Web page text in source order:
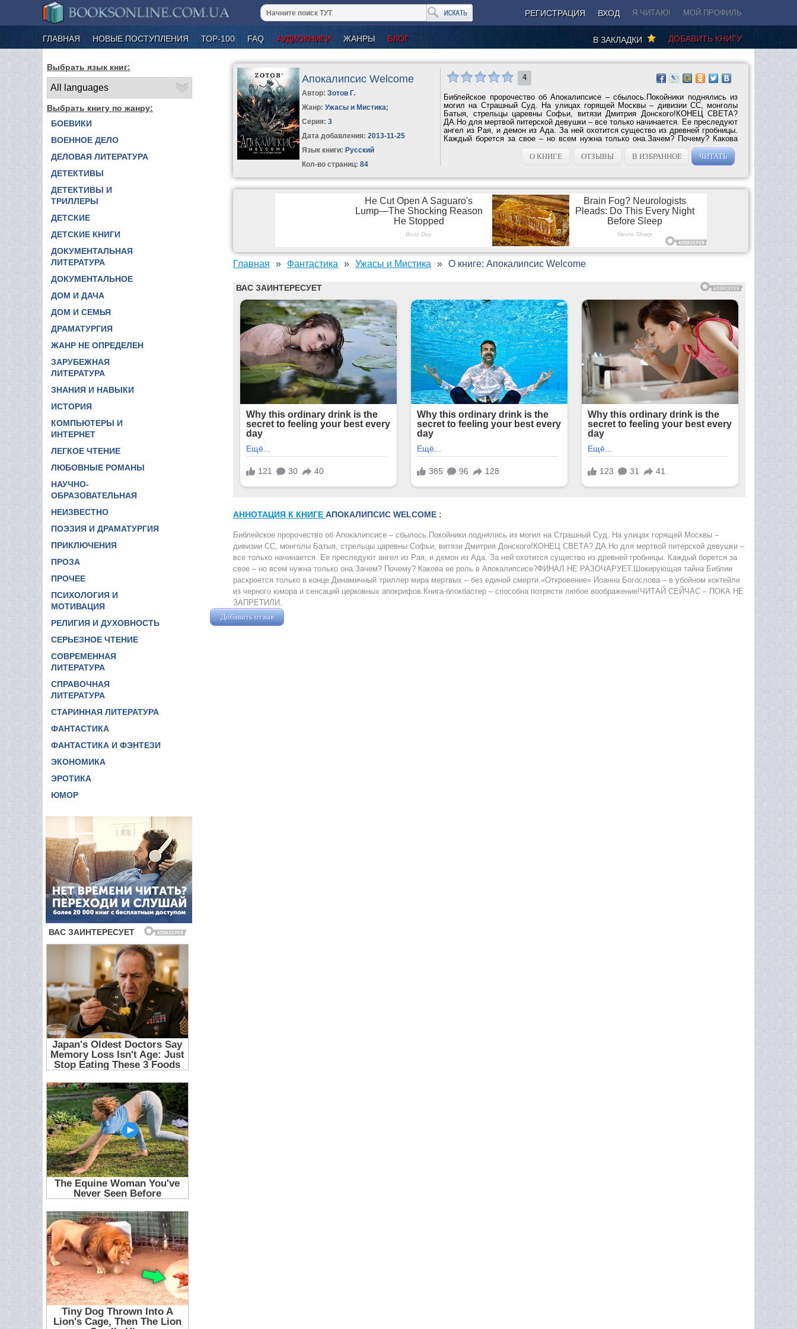
РЕГИСТРАЦИЯ ВХОД Я ЧИТАЮ! МОЙ ПРОФИЛЬ
ГЛАВНАЯ НОВЫЕ ПОСТУПЛЕНИЯ ТОР-100 FAQ АУДИОКНИГИ ЖАНРЫ БЛОГ ДОБАВИТЬ КНИГУ
В ЗАКЛАДКИ
Выбрать язык книг:
Выбрать книгу по жанру:
БОЕВИКИ
ВОЕННОЕ ДЕЛО
ДЕЛОВАЯ ЛИТЕРАТУРА
ДЕТЕКТИВЫ
ДЕТЕКТИВЫ И
ТРИЛЛЕРЫ
ДЕТСКИЕ
ДЕТСКИЕ КНИГИ
ДОКУМЕНТАЛЬНАЯ
ЛИТЕРАТУРА
ДОКУМЕНТАЛЬНОЕ
ДОМ И ДАЧА
ДОМ И СЕМЬЯ
ДРАМАТУРГИЯ
ЖАНР НЕ ОПРЕДЕЛЕН
ЗАРУБЕЖНАЯ
ЛИТЕРАТУРА
ЗНАНИЯ И НАВЫКИ
ИСТОРИЯ
КОМПЬЮТЕРЫ И
ИНТЕРНЕТ
ЛЕГКОЕ ЧТЕНИЕ
ЛЮБОВНЫЕ РОМАНЫ
НАУЧНО-
ОБРАЗОВАТЕЛЬНАЯ
НЕИЗВЕСТНО
ПОЭЗИЯ И ДРАМАТУРГИЯ
ПРИКЛЮЧЕНИЯ
ПРОЗА
ПРОЧЕЕ
ПСИХОЛОГИЯ И
МОТИВАЦИЯ
РЕЛИГИЯ И ДУХОВНОСТЬ
СЕРЬЕЗНОЕ ЧТЕНИЕ
СОВРЕМЕННАЯ
ЛИТЕРАТУРА
СПРАВОЧНАЯ
ЛИТЕРАТУРА
СТАРИННАЯ ЛИТЕРАТУРА
ФАНТАСТИКА
ФАНТАСТИКА И ФЭНТЕЗИ
ЭКОНОМИКА
ЭРОТИКА
ЮМОР
Апокалипсис Welcome
Автор:Зотов Г.
Жанр: Ужасы и Мистика;
Серия:3
Дата добавления: 2013-11-25
Язык книги: Русский
Кол-во страниц: 84
4
Библейское пророчество об Апокалипсисе – сбылось.Покойники поднялись из
могил на Страшный Суд. На улицах горящей Москвы – дивизии СС, монголы
Батыя, стрельцы царевны Софьи, витязи Дмитрия Донского!КОНЕЦ СВЕТА?
ДА.Но для мертвой питерской девушки – все только начинается. Ее преследуют
ангел из Рая, и демон из Ада. За ней охотится существо из древней гробницы.
Каждый борется за свое – но всем нужна только она.Зачем? Почему? Какова
О КНИГЕ
ОТЗЫВЫ В ИЗБРАННОЕ ЧИТАТЬ
Главная Фантастика Ужасы и Мистика О книге: Апокалипсис Welcome
АННОТАЦИЯ К КНИГЕ АПОКАЛИПСИС WELCOME :
Библейское пророчество об Апокалипсисе – сбылось.Покойники поднялись из могил на Страшный Суд. На улицах горящей Москвы –
дивизии СС, монголы Батыя, стрельцы царевны Софьи, витязи Дмитрия Донского!КОНЕЦ СВЕТА? ДА.Но для мертвой питерской девушки –
все только начинается. Ее преследуют ангел из Рая, и демон из Ада. За ней охотится существо из древней гробницы. Каждый борется за
свое – но всем нужна только она.Зачем? Почему? Какова ее роль в Апокалипсисе?ФИНАЛ НЕ РАЗОЧАРУЕТ.Шокирующая тайна Библии
раскроется только в конце.Динамичный триллер мира мертвых – без единой смерти.«Откровение» Иоанна Богослова – в убойном коктейле
из черного юмора и сенсаций церковных апокрифов.Книга-блокбастер – способна потрясти любое воображение!ЧИТАЙ СЕЙЧАС – ПОКА НЕ
ЗАПРЕТИЛИ.
Добавить отзыв